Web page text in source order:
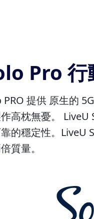
Pro 行
提供 原生的
高枕無憂。 LiveU
的穩定性。LiveU
質量。